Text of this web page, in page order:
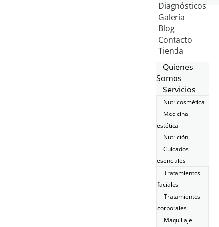
Diagnósticos
Galería
Blog
Contacto
Tienda
Quienes
Somos
Servicios
Nutricosmética
Medicina
estética
Nutrición
Cuidados
esenciales
Tratamientos
faciales
Tratamientos
corporales
Maquillaje